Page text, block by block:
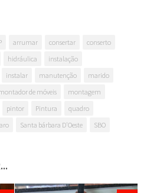
arrumar consertar
conserto
hidráulica
instalação
instalar manutenção
marido
de móveis
montagem
pintor Pintura
quadro
Santa bárbara D'Oeste SBO